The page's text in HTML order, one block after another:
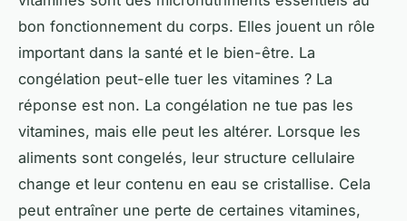
bon fonctionnement du corps. Elles jouent un rôle
important dans la santé et le bien-être. La
congélation peut-elle tuer les vitamines ? La
réponse est non. La congélation ne tue pas les
vitamines, mais elle peut les altérer. Lorsque les
aliments sont congelés, leur structure cellulaire
change et leur contenu en eau se cristallise. Cela
peut entraîner une perte de certaines vitamines,